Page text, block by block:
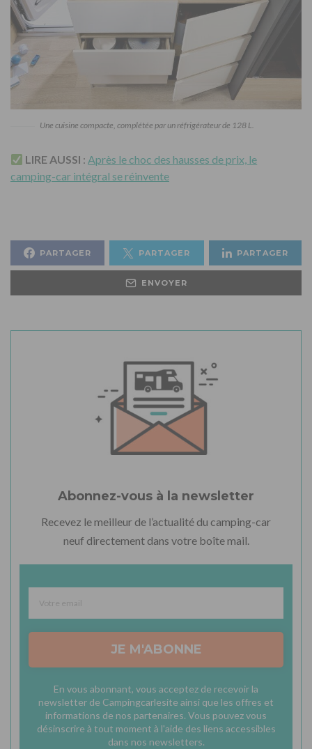
Une cuisine compacte, complétée par un réfrigérateur de 128 L.
LIRE AUSSI : Après le choc des hausses de prix, le
camping-car intégral se réinvente
PARTAGER PARTAGER PARTAGER
ENVOYER
Abonnez-vous à la newsletter
Recevez le meilleur de l’actualité du camping-car
neuf directement dans votre boîte mail.
JE M'ABONNE
En vous abonnant, vous acceptez de recevoir la
newsletter de Campingcarlesite ainsi que les offres et
informations de nos partenaires. Vous pouvez vous
désinscrire à tout moment à l'aide des liens accessibles
dans nos newsletters.